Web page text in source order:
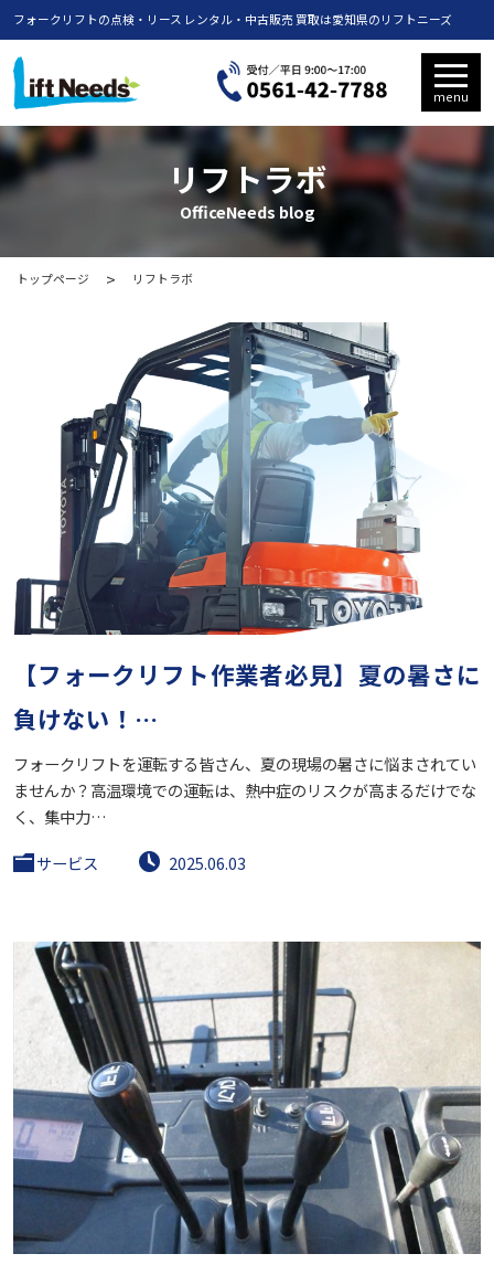
フォークリフトの点検・リース レンタル・中古販売 買取は愛知県のリフトニーズ
menu
リフトラボ
OfficeNeeds blog
トップページ リフトラボ
【フォークリフト作業者必見】夏の暑さに
負けない！…
フォークリフトを運転する皆さん、夏の現場の暑さに悩まされてい
ませんか？高温環境での運転は、熱中症のリスクが高まるだけでな
く、集中力…
サービス
2025.06.03